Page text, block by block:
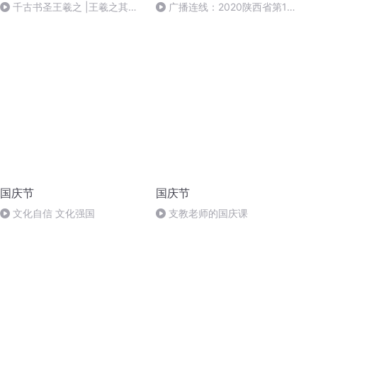
千古书圣王羲之 |王羲之其友
广播连线：2020陕西省第11
国庆节
文化自信 文化强国
国庆节
支教老师的国庆课